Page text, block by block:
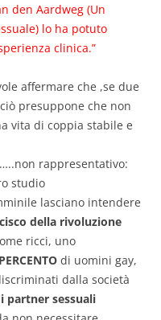
den Aardweg (Un
lo ha potuto
clinica.”
affermare che ,se due
presuppone che non
vita di coppia stabile e
rappresentativo:
studio
lasciano intendere
della rivoluzione
ricci, uno
di uomini gay,
dalla società
partner sessuali